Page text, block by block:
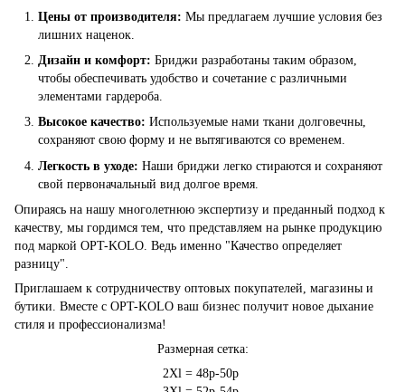
Цены от производителя: Мы предлагаем лучшие условия без
лишних наценок.
Дизайн и комфорт: Бриджи разработаны таким образом,
чтобы обеспечивать удобство и сочетание с различными
элементами гардероба.
Высокое качество: Используемые нами ткани долговечны,
сохраняют свою форму и не вытягиваются со временем.
Легкость в уходе: Наши бриджи легко стираются и сохраняют
свой первоначальный вид долгое время.
Опираясь на нашу многолетнюю экспертизу и преданный подход к
качеству, мы гордимся тем, что представляем на рынке продукцию
под маркой OPT-KOLO. Ведь именно "Качество определяет
разницу".
Приглашаем к сотрудничеству оптовых покупателей, магазины и
бутики. Вместе с OPT-KOLO ваш бизнес получит новое дыхание
стиля и профессионализма!
Размерная сетка:
2Xl = 48р-50р